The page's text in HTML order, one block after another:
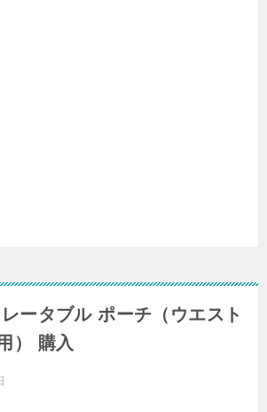
ータブル ポーチ（ウエスト
） 購入